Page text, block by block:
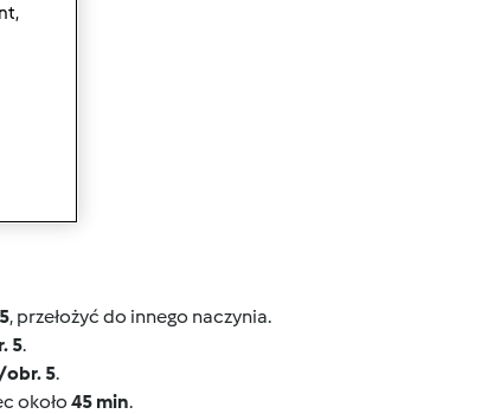
, przełożyć do innego naczynia.
5.
obr. 5.
około 45 min.